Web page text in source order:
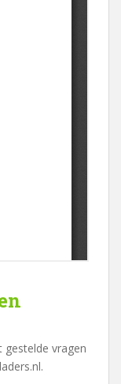
vragen